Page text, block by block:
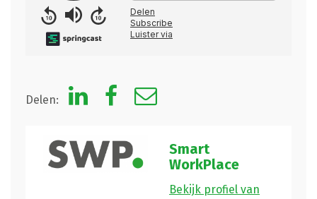
Delen:
Smart
WorkPlace
Bekijk profiel van